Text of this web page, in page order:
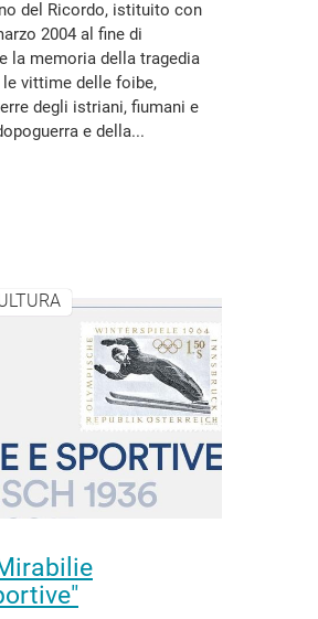
del Ricordo, istituito con
2004 al fine di
la memoria della tragedia
vittime delle foibe,
degli istriani, fiumani e
e della...